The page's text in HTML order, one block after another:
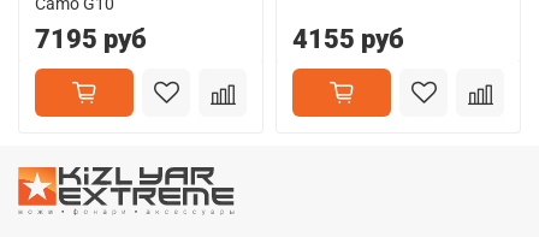
7195 руб 4155 руб